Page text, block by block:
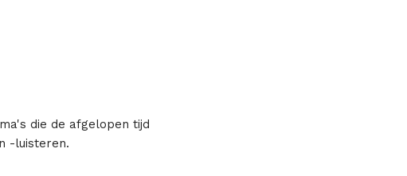
die de afgelopen tijd
-luisteren.